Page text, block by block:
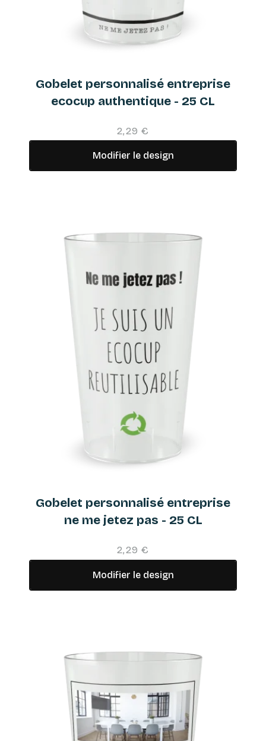
Gobelet personnalisé entreprise
ecocup authentique - 25 CL
2,29 €
Modifier le design
Gobelet personnalisé entreprise
ne me jetez pas - 25 CL
2,29 €
Modifier le design